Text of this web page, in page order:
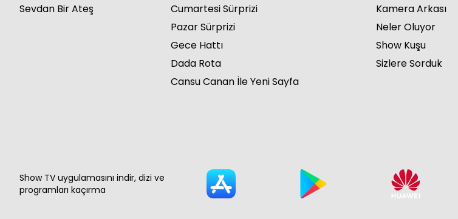
Sevdan Bir Ateş
Cumartesi Sürprizi
Pazar Sürprizi
Gece Hattı
Dada Rota
Cansu Canan İle Yeni Sayfa
Kamera Arkası
Neler Oluyor
Show Kuşu
Sizlere Sorduk
Show TV uygulamasını indir, dizi ve
programları kaçırma